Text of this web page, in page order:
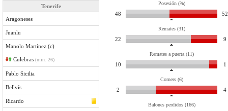
Tenerife
Aragoneses
Juanlu
Manolo Martínez (c)
Culebras (min. 26)
Pablo Sicilia
Bellvís
Ricardo
Posesión (%)
48 52
Remates (31)
22 9
Remates a puerta (11)
10 1
Corners (6)
2 4
Balones perdidos (166)